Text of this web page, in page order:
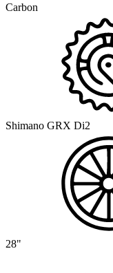
Carbon
Shimano GRX Di2
28"